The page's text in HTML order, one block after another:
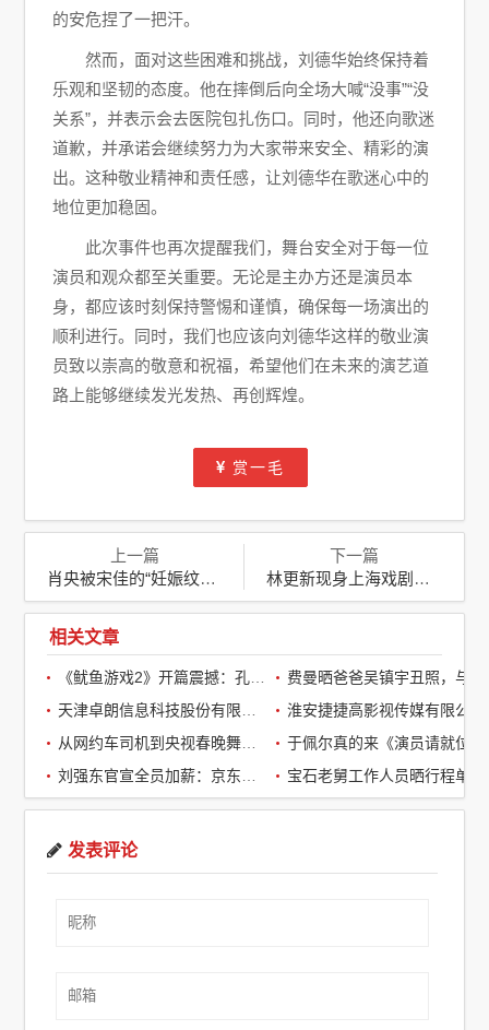
的安危捏了一把汗。
然而，面对这些困难和挑战，刘德华始终保持着
乐观和坚韧的态度。他在摔倒后向全场大喊“没事”“没
关系”，并表示会去医院包扎伤口。同时，他还向歌迷
道歉，并承诺会继续努力为大家带来安全、精彩的演
出。这种敬业精神和责任感，让刘德华在歌迷心中的
地位更加稳固。
此次事件也再次提醒我们，舞台安全对于每一位
演员和观众都至关重要。无论是主办方还是演员本
身，都应该时刻保持警惕和谨慎，确保每一场演出的
顺利进行。同时，我们也应该向刘德华这样的敬业演
员致以崇高的敬意和祝福，希望他们在未来的演艺道
路上能够继续发光发热、再创辉煌。
赏一毛
上一篇
肖央被宋佳的“妊娠纹”震撼到：母爱之美，超越肌肤之瑕
下一篇
林更新现身上海戏剧学院开学报到，学霸模式开启引热议
相关文章
淮安捷捷高影视传媒有限公司
发表评论